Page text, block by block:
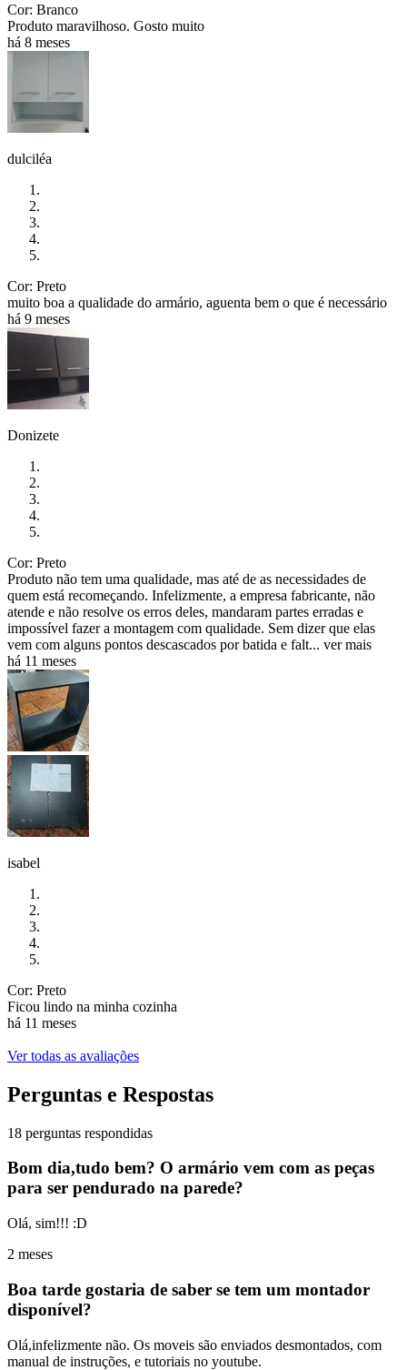
Cor: Branco
Produto maravilhoso. Gosto muito
há 8 meses
dulciléa
Cor: Preto
muito boa a qualidade do armário, aguenta bem o que é necessário
há 9 meses
Donizete
Cor: Preto
Produto não tem uma qualidade, mas até de as necessidades de
quem está recomeçando. Infelizmente, a empresa fabricante, não
atende e não resolve os erros deles, mandaram partes erradas e
impossível fazer a montagem com qualidade. Sem dizer que elas
vem com alguns pontos descascados por batida e falt... ver mais
há 11 meses
isabel
Cor: Preto
Ficou lindo na minha cozinha
há 11 meses
Ver todas as avaliações
Perguntas e Respostas
18 perguntas respondidas
Bom dia,tudo bem? O armário vem com as peças
para ser pendurado na parede?
Olá, sim!!! :D
2 meses
Boa tarde gostaria de saber se tem um montador
disponível?
Olá,infelizmente não. Os moveis são enviados desmontados, com
manual de instruções, e tutoriais no youtube.